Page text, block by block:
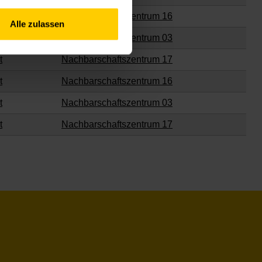
Alle zulassen
Nachbarschaftszentrum 16
Nachbarschaftszentrum 03
Nachbarschaftszentrum 17
Nachbarschaftszentrum 16
Nachbarschaftszentrum 03
Nachbarschaftszentrum 17